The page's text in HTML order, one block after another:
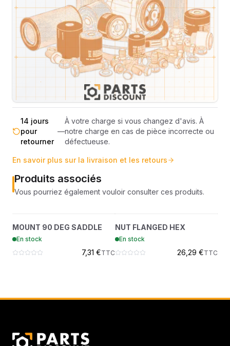
sous 48-
72h
—Livraison estimée 24h/48h par les
transporteurs.
France
métropolitaine
Livraison exclusivement en France
métropolitaine (hors Corse et DOM-
TOM).
totale
Pas de surprise : le coût exact est
calculé selon le poids et le volume de
votre commande avant paiement.
14 jours
pour
retourner
—
À votre charge si vous changez d'avis. À
notre charge en cas de pièce incorrecte ou
défectueuse.
En savoir plus sur la livraison et les retours
Produits associés
Vous pourriez également vouloir consulter ces produits.
?
6678818
MOUNT 90 DEG SADDLE
En stock
7,31 €TTC
?
43DM8
NUT FLANGED HEX
En stock
26,29 €TTC